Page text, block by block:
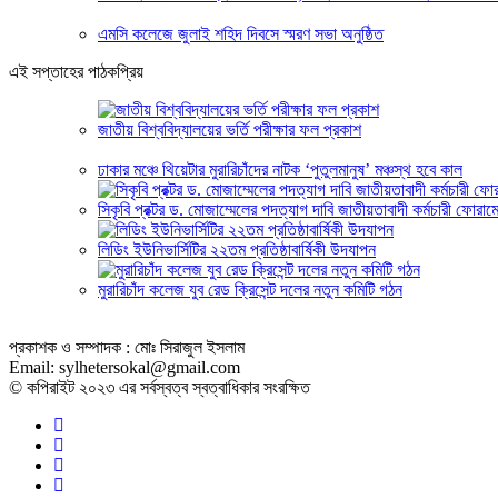
এমসি কলেজে জুলাই শহিদ দিবসে স্মরণ সভা অনুষ্ঠিত
এই সপ্তাহের পাঠকপ্রিয়
জাতীয় বিশ্ববিদ্যালয়ের ভর্তি পরীক্ষার ফল প্রকাশ
ঢাকার মঞ্চে থিয়েটার মুরারিচাঁদের নাটক ‘পুতুলমানুষ’ মঞ্চস্থ হবে কাল
সিকৃবি প্রক্টর ড. মোজাম্মেলের পদত্যাগ দাবি জাতীয়তাবাদী কর্মচারী
লিডিং ইউনিভার্সিটির ২২তম প্রতিষ্ঠাবার্ষিকী উদযাপন
মুরারিচাঁদ কলেজ যুব রেড ক্রিসেন্ট দলের নতুন কমিটি গঠন
প্রকাশক ও সম্পাদক : মোঃ সিরাজুল ইসলাম
Email: sylhetersokal@gmail.com
© কপিরাইট ২০২৩ এর সর্বস্বত্ব স্বত্বাধিকার সংরক্ষিত